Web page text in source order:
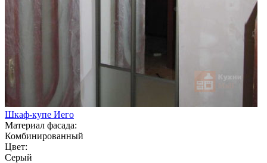
Шкаф-купе Иего
Материал фасада:
Комбинированный
Цвет:
Серый